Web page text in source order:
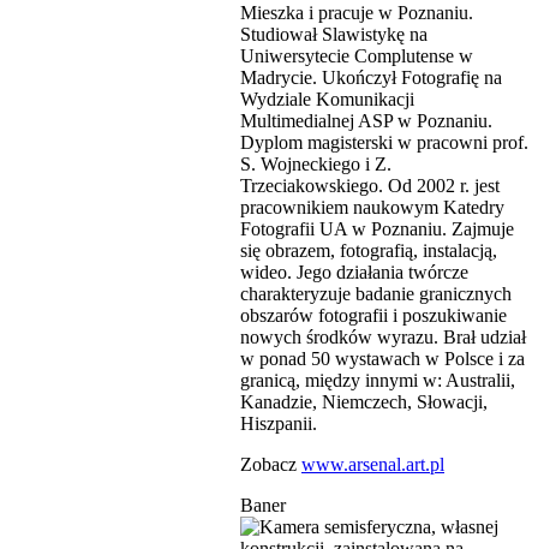
Mieszka i pracuje w Poznaniu.
Studiował Slawistykę na
Uniwersytecie Complutense w
Madrycie. Ukończył Fotografię na
Wydziale Komunikacji
Multimedialnej ASP w Poznaniu.
Dyplom magisterski w pracowni prof.
S. Wojneckiego i Z.
Trzeciakowskiego. Od 2002 r. jest
pracownikiem naukowym Katedry
Fotografii UA w Poznaniu. Zajmuje
się obrazem, fotografią, instalacją,
wideo. Jego działania twórcze
charakteryzuje badanie granicznych
obszarów fotografii i poszukiwanie
nowych środków wyrazu. Brał udział
w ponad 50 wystawach w Polsce i za
granicą, między innymi w: Australii,
Kanadzie, Niemczech, Słowacji,
Hiszpanii.
Zobacz www.arsenal.art.pl
Baner